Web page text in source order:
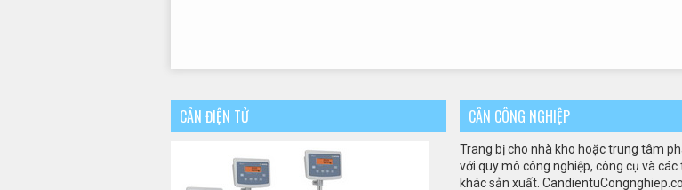
CÂN ĐIỆN TỬ CÂN CÔNG NGHIỆP
Trang bị cho nhà kho hoặc trung tâm
với quy mô công nghiệp, công cụ và các
khácsản xuất